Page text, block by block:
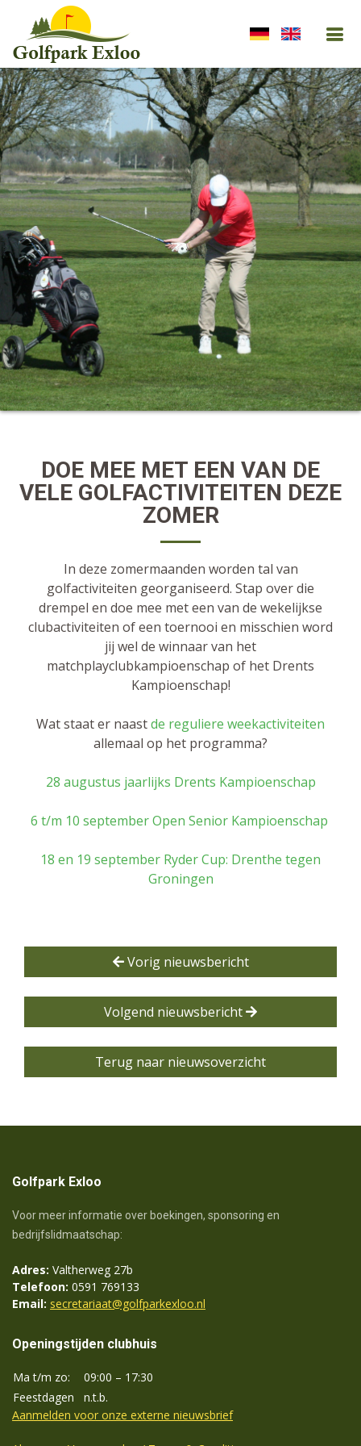
DOE MEE MET EEN VAN DE
VELE GOLFACTIVITEITEN DEZE
ZOMER
In deze zomermaanden worden tal van
golfactiviteiten georganiseerd. Stap over die
drempel en doe mee met een van de wekelijkse
clubactiviteiten of een toernooi en misschien word
jij wel de winnaar van het
matchplayclubkampioenschap of het Drents
Kampioenschap!
Wat staat er naastde reguliere weekactiviteiten
allemaal op het programma?
28 augustus jaarlijks Drents Kampioenschap
6 t/m 10 september Open Senior Kampioenschap
18 en 19 september Ryder Cup: Drenthe tegen
Groningen
Vorig nieuwsbericht
Volgend nieuwsbericht
Terug naar nieuwsoverzicht
Golfpark Exloo
Voor meer informatie over boekingen, sponsoring en
bedrijfslidmaatschap:
Adres: Valtherweg 27b
Telefoon: 0591 769133
Email: secretariaat@golfparkexloo.nl
Openingstijden clubhuis
Ma t/m zo:
09:00 – 17:30
Feestdagen
n.t.b.
Aanmelden voor onze externe nieuwsbrief